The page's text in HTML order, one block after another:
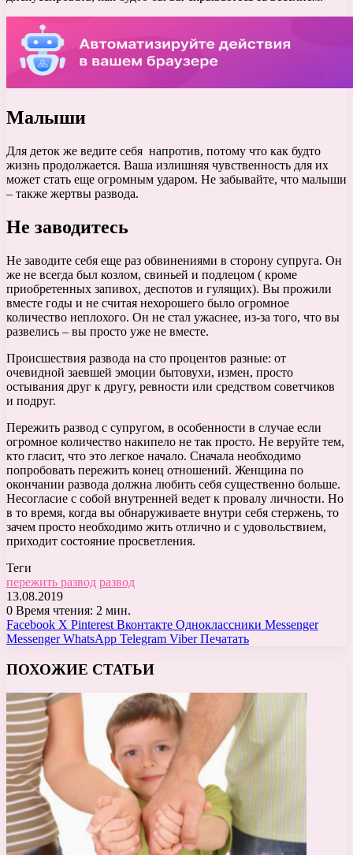
Малыши
Для деток же ведите себя напротив, потому что как будто
жизнь продолжается. Ваша излишняя чувственность для их
может стать еще огромным ударом. Не забывайте, что малыши
– также жертвы развода.
Не заводитесь
Не заводите себя еще раз обвинениями в сторону супруга. Он
же не всегда был козлом, свиньей и подлецом ( кроме
приобретенных запивох, деспотов и гулящих). Вы прожили
вместе годы и не считая нехорошего было огромное
количество неплохого. Он не стал ужаснее, из-за того, что вы
развелись – вы просто уже не вместе.
Происшествия развода на сто процентов разные: от
очевидной заевшей эмоции бытовухи, измен, просто
остывания друг к другу, ревности или средством советчиков
и подруг.
Пережить развод с супругом, в особенности в случае если
огромное количество накипело не так просто. Не веруйте тем,
кто гласит, что это легкое начало. Сначала необходимо
попробовать пережить конец отношений. Женщина по
окончании развода должна любить себя существенно больше.
Несогласие с собой внутренней ведет к провалу личности. Но
в то время, когда вы обнаруживаете внутри себя стержень, то
зачем просто необходимо жить отлично и с удовольствием,
приходит состояние просветления.
Теги
пережить развод развод
13.08.2019
0 Время чтения: 2 мин.
Facebook X Pinterest Вконтакте Одноклассники Messenger
Messenger WhatsApp Telegram Viber Печатать
ПОХОЖИЕ СТАТЬИ